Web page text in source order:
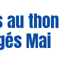
au thon
Mai